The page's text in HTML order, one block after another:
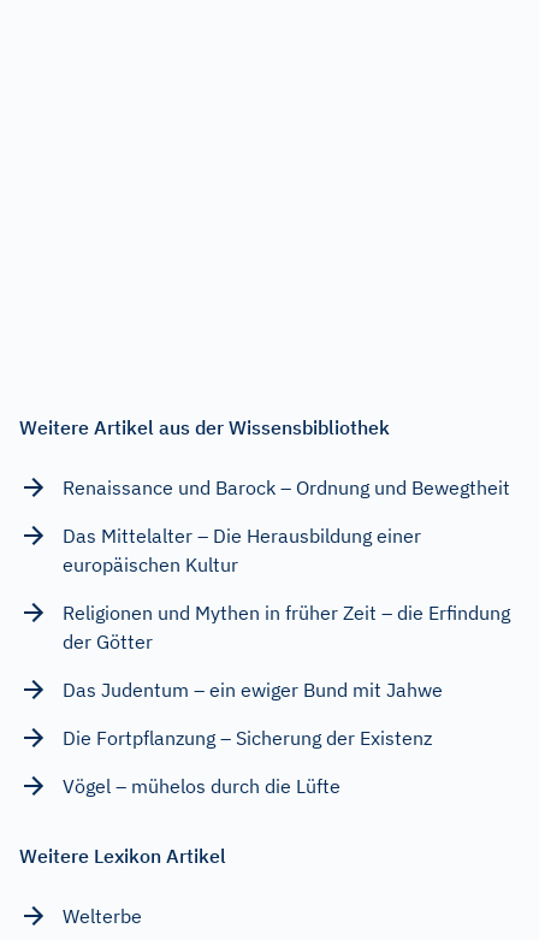
Weitere Artikel aus der Wissensbibliothek
Renaissance und Barock – Ordnung und Bewegtheit
Das Mittelalter – Die Herausbildung einer
europäischen Kultur
Religionen und Mythen in früher Zeit – die Erfindung
der Götter
Das Judentum – ein ewiger Bund mit Jahwe
Die Fortpflanzung – Sicherung der Existenz
Vögel – mühelos durch die Lüfte
Weitere Lexikon Artikel
Welterbe